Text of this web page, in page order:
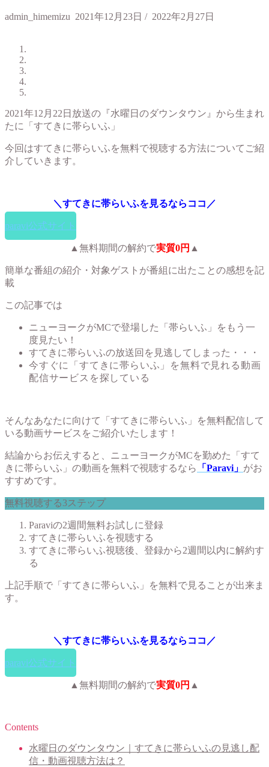
admin_himemizu 2021年12月23日 / 2022年2月27日
2021年12月22日放送の『水曜日のダウンタウン』から生まれ
たに「すてきに帯らいふ」
今回はすてきに帯らいふを無料で視聴する方法についてご紹
介していきます。
＼すてきに帯らいふを見るならココ／
paravi公式サイト
▲無料期間の解約で実質0円 ▲
簡単な番組の紹介・対象ゲストが番組に出たことの感想を記
載
この記事では
ニューヨークがMCで登場した「帯らいふ」をもう一
度見たい！
すてきに帯らいふの放送回を見逃してしまった・・・
今すぐに「すてきに帯らいふ」を無料で見れる動画
配信サービスを探している
そんなあなたに向けて「すてきに帯らいふ」を無料配信して
いる動画サービスをご紹介いたします！
結論からお伝えすると、ニューヨークがMCを勤めた「すて
きに帯らいふ」の動画を無料で視聴するなら
「Paravi」 がお
すすめです。
無料視聴する3ステップ
Paraviの2週間無料お試しに登録
すてきに帯らいふを視聴する
すてきに帯らいふ視聴後、登録から2週間以内に解約す
る
上記手順で「すてきに帯らいふ」を無料で見ることが出来ま
す。
＼すてきに帯らいふを見るならココ／
paravi公式サイト
▲無料期間の解約で実質0円 ▲
Contents
水曜日のダウンタウン｜すてきに帯らいふの見逃し配
信・動画視聴方法は？